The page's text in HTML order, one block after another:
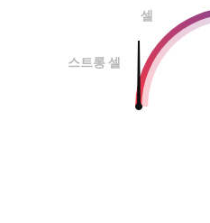
셀
스트롱 셀